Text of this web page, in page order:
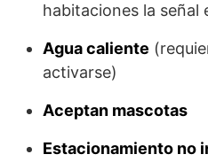
habitaciones la señal
Agua caliente
activarse)
Aceptan mascotas
Estacionamiento no